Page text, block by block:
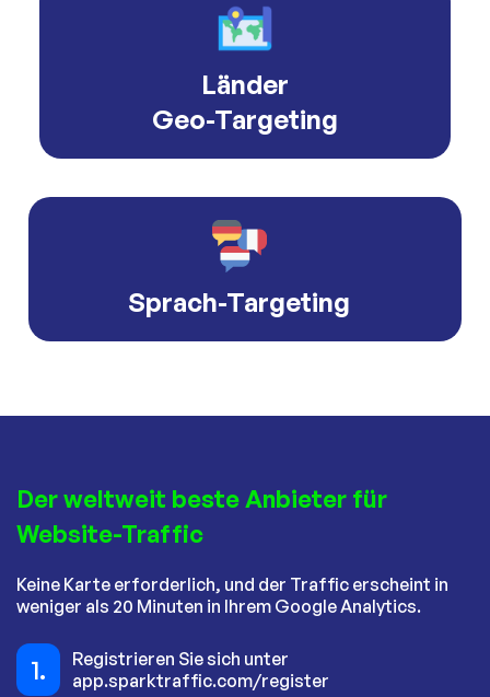
Länder
Geo-Targeting
Sprach-Targeting
Der weltweit beste Anbieter für
Website-Traffic
Keine Karte erforderlich, und der Traffic erscheint in
weniger als 20 Minuten in Ihrem Google Analytics.
1.
Registrieren Sie sich unter
app.sparktraffic.com/register